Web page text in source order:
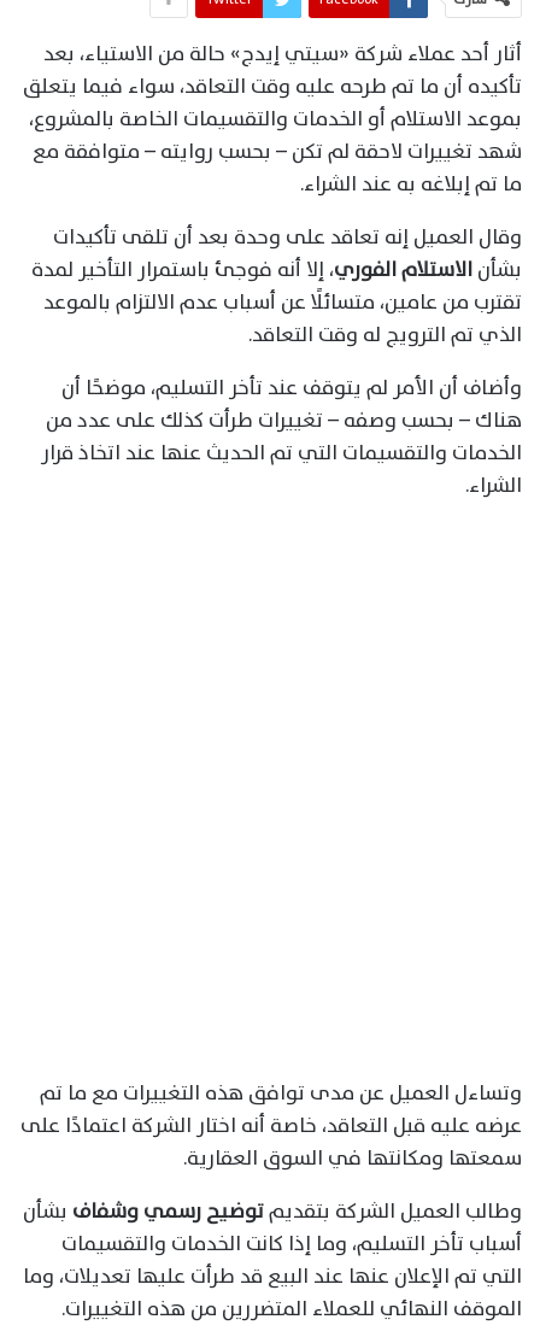
أثار أحد عملاء شركة «سيتي إيدج» حالة من الاستياء، بعد
تأكيده أن ما تم طرحه عليه وقت التعاقد، سواء فيما يتعلق
بموعد الاستلام أو الخدمات والتقسيمات الخاصة بالمشروع،
شهد تغييرات لاحقة لم تكن – بحسب روايته – متوافقة مع
ما تم إبلاغه به عند الشراء.
وقال العميل إنه تعاقد على وحدة بعد أن تلقى تأكيدات
بشأنالاستلام الفوري، إلا أنه فوجئ باستمرار التأخير لمدة
تقترب من عامين، متسائلًا عن أسباب عدم الالتزام بالموعد
الذي تم الترويج له وقت التعاقد.
وأضاف أن الأمر لم يتوقف عند تأخر التسليم، موضحًا أن
هناك – بحسب وصفه – تغييرات طرأت كذلك على عدد من
الخدمات والتقسيمات التي تم الحديث عنها عند اتخاذ قرار
الشراء.
وتساءل العميل عن مدى توافق هذه التغييرات مع ما تم
عرضه عليه قبل التعاقد، خاصة أنه اختار الشركة اعتمادًا على
سمعتها ومكانتها في السوق العقارية.
وطالب العميل الشركة بتقديمتوضيح رسمي وشفاف بشأن
أسباب تأخر التسليم، وما إذا كانت الخدمات والتقسيمات
التي تم الإعلان عنها عند البيع قد طرأت عليها تعديلات، وما
الموقف النهائي للعملاء المتضررين من هذه التغييرات.